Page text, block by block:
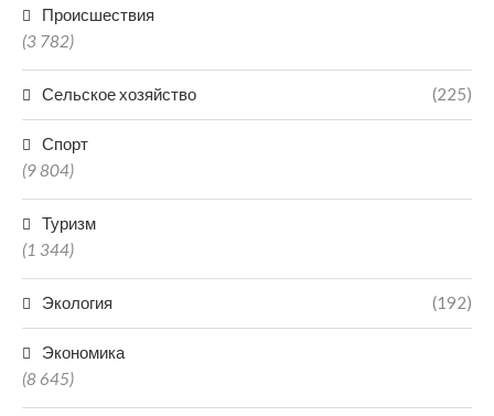
Происшествия
(3 782)
Сельское хозяйство (225)
Спорт
(9 804)
Туризм
(1 344)
Экология (192)
Экономика
(8 645)